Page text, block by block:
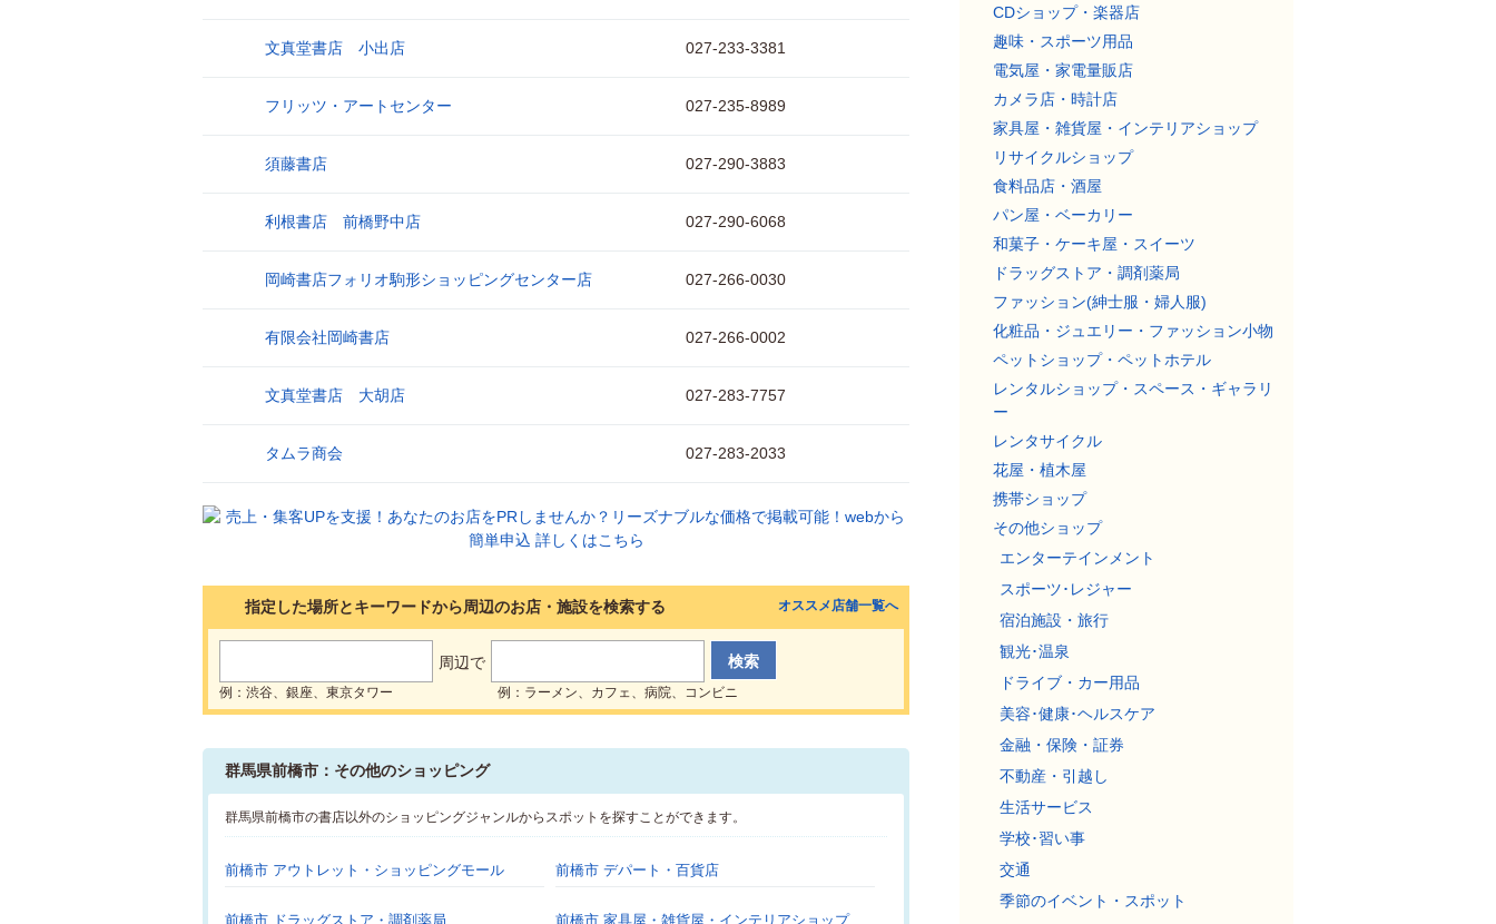
文真堂書店 小出店 027-233-3381
フリッツ・アートセンター 027-235-8989
須藤書店 027-290-3883
利根書店 前橋野中店 027-290-6068
岡崎書店フォリオ駒形ショッピングセンター店 027-266-0030
有限会社岡崎書店 027-266-0002
文真堂書店 大胡店 027-283-7757
タムラ商会 027-283-2033
指定した場所とキーワードから周辺のお店・施設を検索する
周辺で
例：渋谷、銀座、東京タワー 例：ラーメン、カフェ、病院、コンビニ
オススメ店舗一覧へ
群馬県前橋市：その他のショッピング
群馬県前橋市の書店以外のショッピングジャンルからスポットを探すことができます。
前橋市 アウトレット・ショッピングモール 前橋市 デパート・百貨店
前橋市 ドラッグストア・調剤薬局 前橋市 家具屋・雑貨屋・インテリアショップ
CDショップ・楽器店
趣味・スポーツ用品
電気屋・家電量販店
カメラ店・時計店
家具屋・雑貨屋・インテリアショップ
リサイクルショップ
食料品店・酒屋
パン屋・ベーカリー
和菓子・ケーキ屋・スイーツ
ドラッグストア・調剤薬局
ファッション(紳士服・婦人服)
化粧品・ジュエリー・ファッション小物
ペットショップ・ペットホテル
レンタルショップ・スペース・ギャラリ
ー
レンタサイクル
花屋・植木屋
携帯ショップ
その他ショップ
エンターテインメント
スポーツ･レジャー
宿泊施設・旅行
観光･温泉
ドライブ・カー用品
美容･健康･ヘルスケア
金融・保険・証券
不動産・引越し
生活サービス
学校･習い事
交通
季節のイベント・スポット